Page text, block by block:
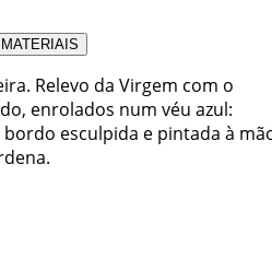
MATERIAIS
Relevo da Virgem com o
enrolados num véu azul:
esculpida e pintada à